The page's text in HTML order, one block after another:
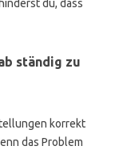
du, dass
ständig zu
korrekt
das Problem